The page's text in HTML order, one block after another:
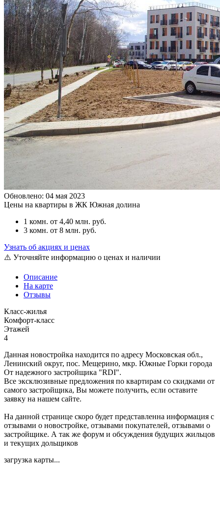
Обновлено: 04 мая 2023
Цены на квартиры в ЖК Южная долина
1 комн. от 4,40 млн. руб.
3 комн. от 8 млн. руб.
Узнать об акциях и ценах
⚠️ Уточняйте информацию о ценах и наличии
Описание
На карте
Отзывы
Класс-жилья
Комфорт-класс
Этажей
4
Данная новостройка находится по адресу Московская обл.,
Ленинский округ, пос. Мещерино, мкр. Южные Горки города
От надежного застройщика "RDI".
Все эксклюзивные предложения по квартирам со скидками от
самого застройщика, Вы можете получить, если оставите
заявку на нашем сайте.
На данной странице скоро будет представленна информация с
отзывами о новостройке, отзывами покупателей, отзывами о
застройщике. А так же форум и обсуждения будущих жильцов
и текущих дольщиков
загрузка карты...